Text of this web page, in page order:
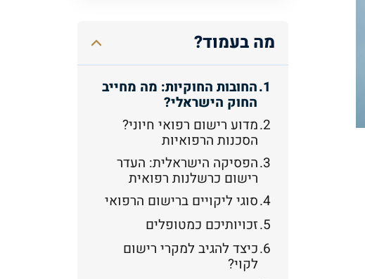
r
n
מה בעמוד?
החובות החוקיות: מה מחייב
החוק הישראלי?
מדוע רישום רפואי חיוני?
הסכנות הרפואיות
הפסיקה הישראלית: העדר
רישום כרשלנות רפואית
סוגי ליקויים ברישום הרפואי
זכויותיכם כמטופלים
כיצד להגיב למקרי רישום
לקוי?